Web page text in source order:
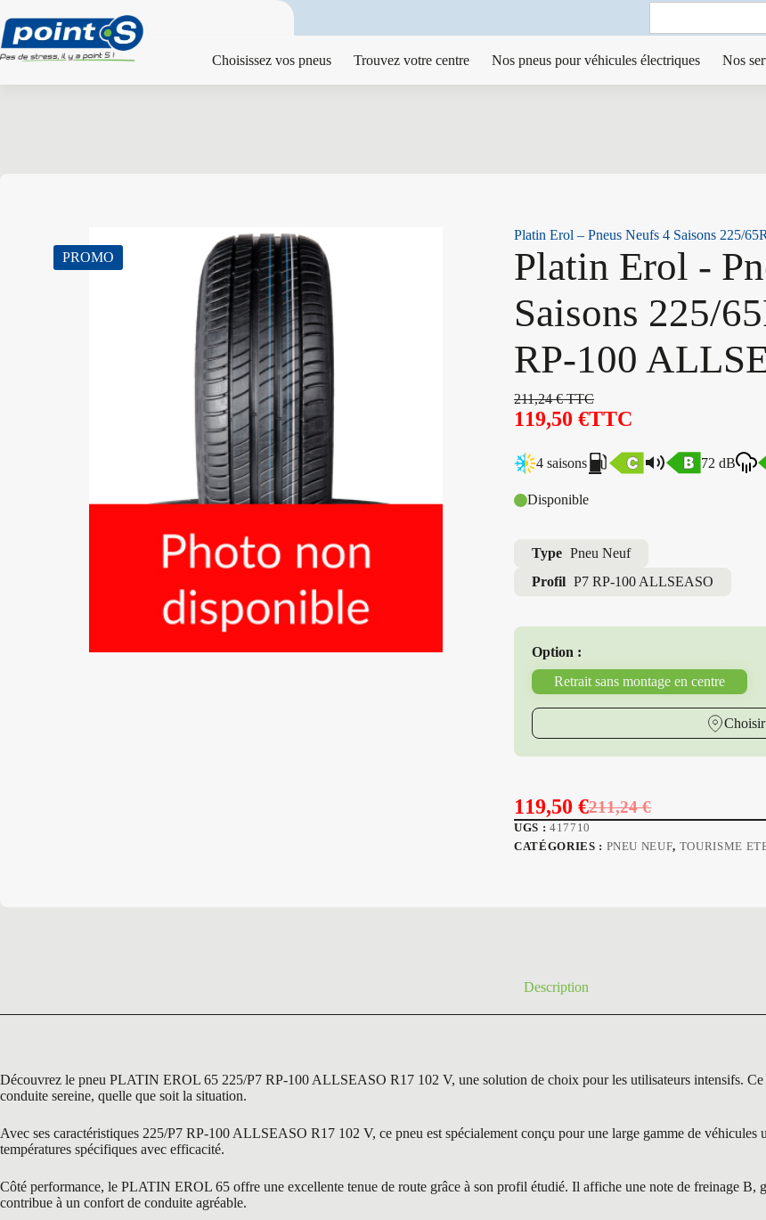
au
contenu
Search
Choisissez vos pneus Trouvez votre centre Nos pneus pour véhicules électriques Nos
PROMO
Platin Erol – Pneus Neufs 4 Saisons 225/
Platin Erol -
Saisons 225/
RP-100
211,24€TTC
119,50€TTC
4 saisons 72 dB
Disponible
Type Pneu Neuf
Profil P7 RP-100 ALLSEASO
Option :
Retrait sans montage en centre
211,24€
Le
prix
119,50€
Le
prix
UGS : 417710
CATÉGORIES : PNEU NEUF, TOURISME
Description
Découvrez le pneu PLATIN EROL 65 225/P7 RP-100 ALLSEASO R17 102 V, une solution de choix pour les utilisateurs intensifs. Ce
conduite sereine, quelle que soit la situation.
Avec ses caractéristiques 225/P7 RP-100 ALLSEASO R17 102 V, ce pneu est spécialement conçu pour une large gamme de véhicules
températures spécifiques avec efficacité.
Côté performance, le PLATIN EROL 65 offre une excellente tenue de route grâce à son profil étudié. Il affiche une note de freinage B,
contribue à un confort de conduite agréable.